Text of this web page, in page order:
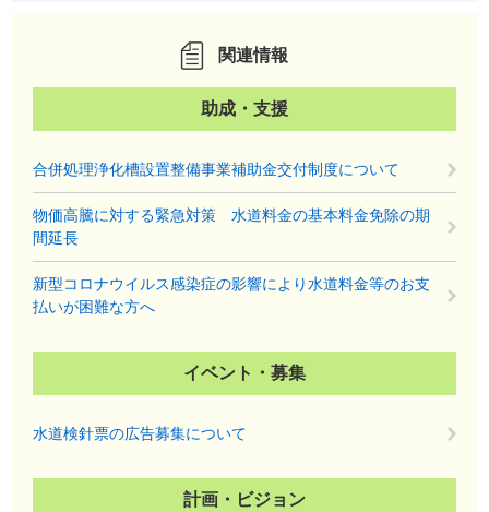
関連情報
助成・支援
合併処理浄化槽設置整備事業補助金交付制度について
物価高騰に対する緊急対策 水道料金の基本料金免除の期
間延長
新型コロナウイルス感染症の影響により水道料金等のお支
払いが困難な方へ
イベント・募集
水道検針票の広告募集について
計画・ビジョン